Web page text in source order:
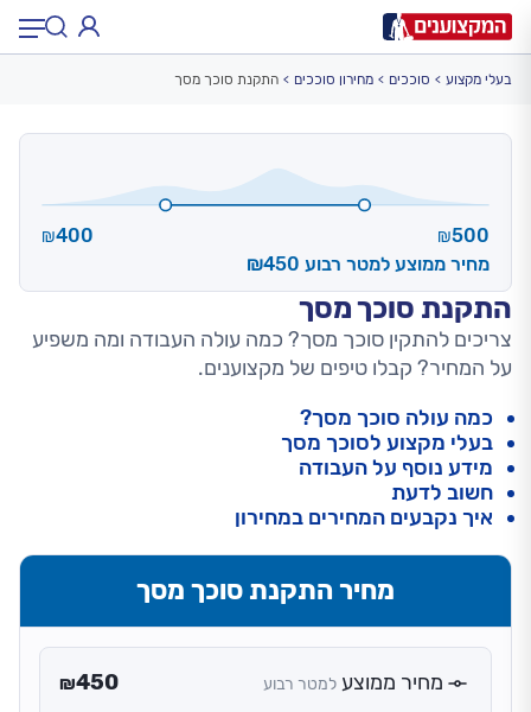
התקנת סוכך מסך
צריכים להתקין סוכך מסך? כמה עולה העבודה ומה משפיע
על המחיר? קבלו טיפים של מקצוענים.
₪500
₪400
מחיר ממוצע למטר רבוע ₪450
בעלי מקצוע סוככים מחירון סוככים התקנת סוכך מסך
כמה עולה סוכך מסך?
בעלי מקצוע לסוכך מסך
מידע נוסף על העבודה
חשוב לדעת
איך נקבעים המחירים במחירון
מחיר התקנת סוכך מסך
מחיר ממוצע למטר רבוע ₪450